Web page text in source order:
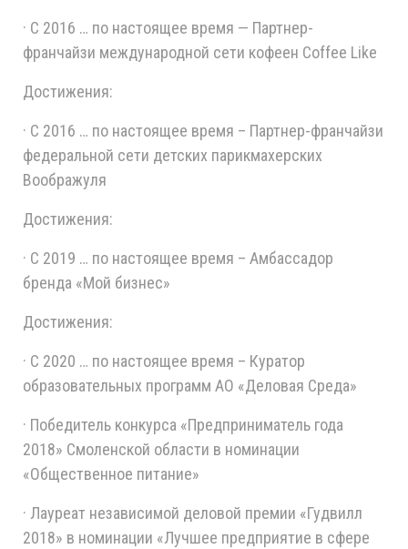
· С 2016 … по настоящее время — Партнер-
франчайзи международной сети кофеен Coffee Like
Достижения:
· С 2016 … по настоящее время – Партнер-франчайзи
федеральной сети детских парикмахерских
Воображуля
Достижения:
· С 2019 … по настоящее время – Амбассадор
бренда «Мой бизнес»
Достижения:
· С 2020 … по настоящее время – Куратор
образовательных программ АО «Деловая Среда»
· Победитель конкурса «Предприниматель года
2018» Смоленской области в номинации
«Общественное питание»
· Лауреат независимой деловой премии «Гудвилл
2018» в номинации «Лучшее предприятие в сфере